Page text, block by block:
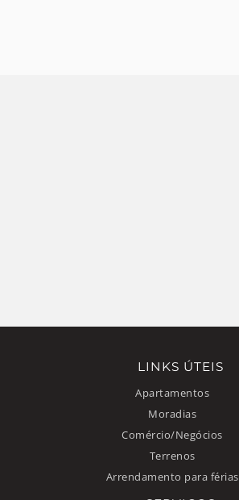
LINKS ÚTEIS
Apartamentos
Moradias
Comércio/Negócios
Terrenos
Arrendamento para férias